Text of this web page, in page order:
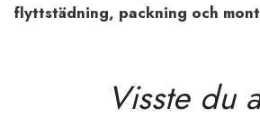
flyttstädning, packning och
Visste du